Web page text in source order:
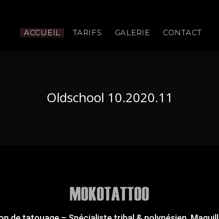
ACCUEIL TARIFS GALERIE CONTACT
Oldschool 10.2020.11